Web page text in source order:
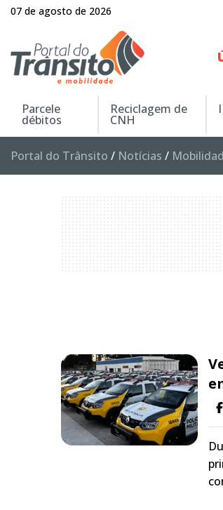
07 de agosto de 2026
Parcele
débitos
Reciclagem de
CNH
Portal do Trânsito / Notícias /